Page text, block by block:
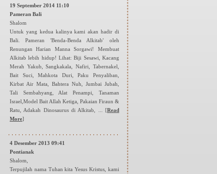
19 September 2014 11:10
Pameran Bali
Shalom
Untuk yang kedua kalinya kami akan hadir di
Bali. Pameran 'Benda-Benda Alkitab' oleh
Renungan Harian Manna Sorgawi! Membuat
Alkitab lebih hidup! Lihat: Biji Sesawi, Kacang
Merah Yakub, Sangkakala, Nafiri, Tabernakel,
Bait Suci, Mahkota Duri, Paku Penyaliban,
Kirbat Air Mata, Bahtera Nuh, Jumbai Jubah,
Tali Sembahyang, Alat Penampi, Tanaman
Israel,Model Bait Allah Ketiga, Pakaian Firaun &
Ratu, Adakah Dinosaurus di Alkitab, ... [Read
More]
4 Desember 2013 09:41
Pontianak
Shalom,
Terpujilah nama Tuhan kita Yesus Kristus, kami